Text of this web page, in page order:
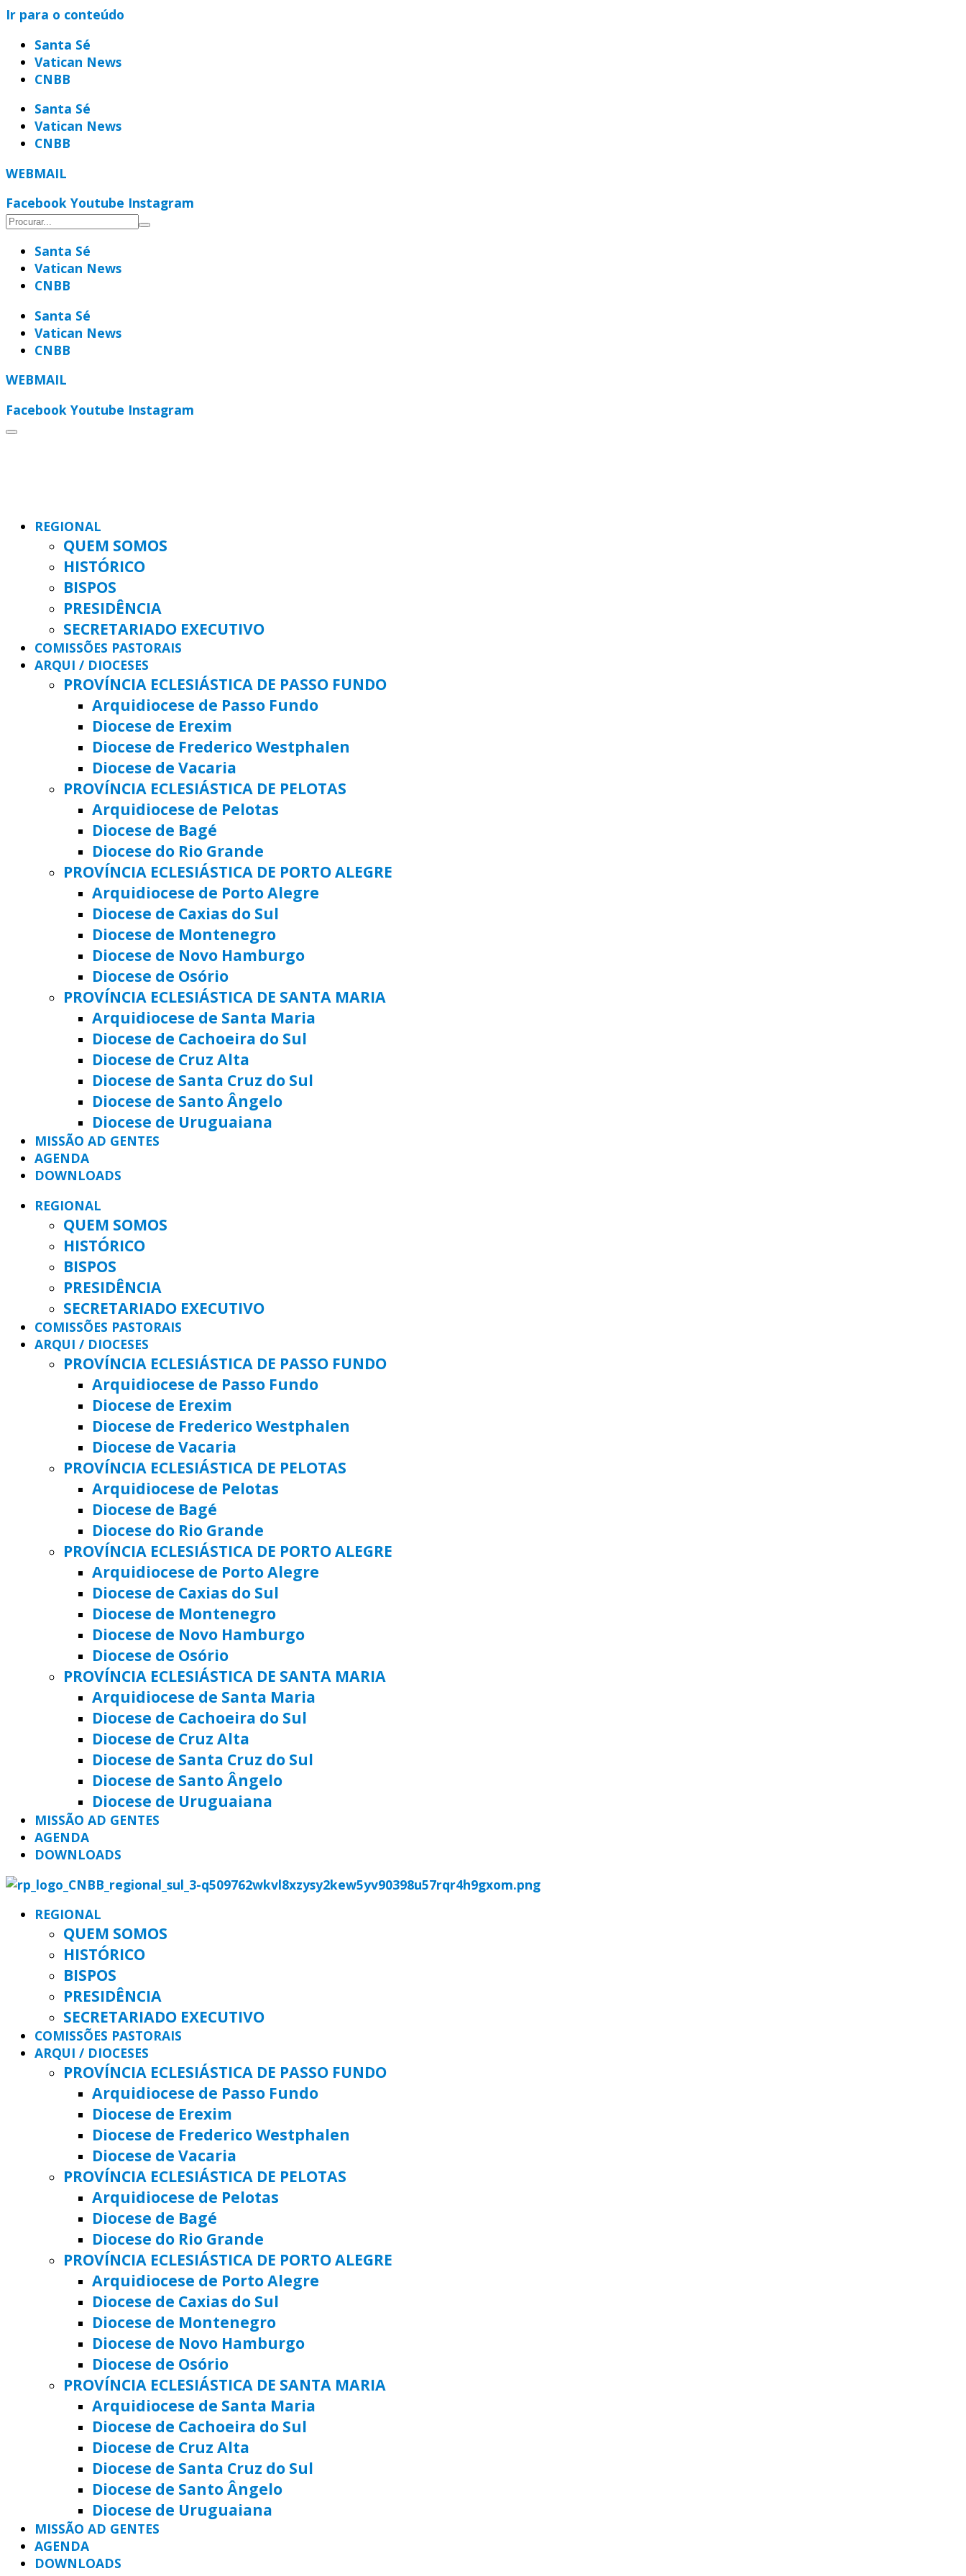
Ir para o conteúdo
Santa Sé
Vatican News
CNBB
Santa Sé
Vatican News
CNBB
WEBMAIL
Facebook Youtube Instagram
Santa Sé
Vatican News
CNBB
Santa Sé
Vatican News
CNBB
WEBMAIL
Facebook Youtube Instagram
REGIONAL
QUEM SOMOS
HISTÓRICO
BISPOS
PRESIDÊNCIA
SECRETARIADO EXECUTIVO
COMISSÕES PASTORAIS
ARQUI / DIOCESES
PROVÍNCIA ECLESIÁSTICA DE PASSO FUNDO
Arquidiocese de Passo Fundo
Diocese de Erexim
Diocese de Frederico Westphalen
Diocese de Vacaria
PROVÍNCIA ECLESIÁSTICA DE PELOTAS
Arquidiocese de Pelotas
Diocese de Bagé
Diocese do Rio Grande
PROVÍNCIA ECLESIÁSTICA DE PORTO ALEGRE
Arquidiocese de Porto Alegre
Diocese de Caxias do Sul
Diocese de Montenegro
Diocese de Novo Hamburgo
Diocese de Osório
PROVÍNCIA ECLESIÁSTICA DE SANTA MARIA
Arquidiocese de Santa Maria
Diocese de Cachoeira do Sul
Diocese de Cruz Alta
Diocese de Santa Cruz do Sul
Diocese de Santo Ângelo
Diocese de Uruguaiana
MISSÃO AD GENTES
AGENDA
DOWNLOADS
REGIONAL
QUEM SOMOS
HISTÓRICO
BISPOS
PRESIDÊNCIA
SECRETARIADO EXECUTIVO
COMISSÕES PASTORAIS
ARQUI / DIOCESES
PROVÍNCIA ECLESIÁSTICA DE PASSO FUNDO
Arquidiocese de Passo Fundo
Diocese de Erexim
Diocese de Frederico Westphalen
Diocese de Vacaria
PROVÍNCIA ECLESIÁSTICA DE PELOTAS
Arquidiocese de Pelotas
Diocese de Bagé
Diocese do Rio Grande
PROVÍNCIA ECLESIÁSTICA DE PORTO ALEGRE
Arquidiocese de Porto Alegre
Diocese de Caxias do Sul
Diocese de Montenegro
Diocese de Novo Hamburgo
Diocese de Osório
PROVÍNCIA ECLESIÁSTICA DE SANTA MARIA
Arquidiocese de Santa Maria
Diocese de Cachoeira do Sul
Diocese de Cruz Alta
Diocese de Santa Cruz do Sul
Diocese de Santo Ângelo
Diocese de Uruguaiana
MISSÃO AD GENTES
AGENDA
DOWNLOADS
REGIONAL
QUEM SOMOS
HISTÓRICO
BISPOS
PRESIDÊNCIA
SECRETARIADO EXECUTIVO
COMISSÕES PASTORAIS
ARQUI / DIOCESES
PROVÍNCIA ECLESIÁSTICA DE PASSO FUNDO
Arquidiocese de Passo Fundo
Diocese de Erexim
Diocese de Frederico Westphalen
Diocese de Vacaria
PROVÍNCIA ECLESIÁSTICA DE PELOTAS
Arquidiocese de Pelotas
Diocese de Bagé
Diocese do Rio Grande
PROVÍNCIA ECLESIÁSTICA DE PORTO ALEGRE
Arquidiocese de Porto Alegre
Diocese de Caxias do Sul
Diocese de Montenegro
Diocese de Novo Hamburgo
Diocese de Osório
PROVÍNCIA ECLESIÁSTICA DE SANTA MARIA
Arquidiocese de Santa Maria
Diocese de Cachoeira do Sul
Diocese de Cruz Alta
Diocese de Santa Cruz do Sul
Diocese de Santo Ângelo
Diocese de Uruguaiana
MISSÃO AD GENTES
AGENDA
DOWNLOADS